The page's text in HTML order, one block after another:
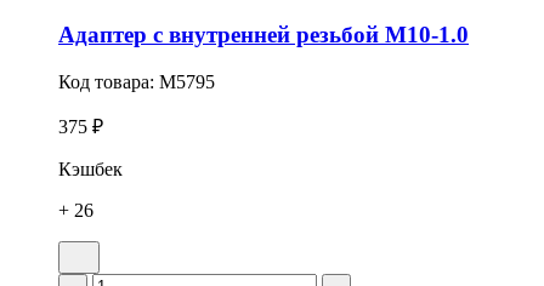
Адаптер с внутренней резьбой М10-1.0
Код товара: M5795
375 ₽
Кэшбек
+ 26